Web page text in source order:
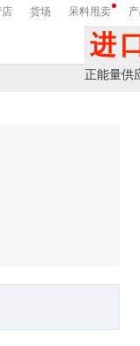
货场 呆料甩卖
进
正能量供